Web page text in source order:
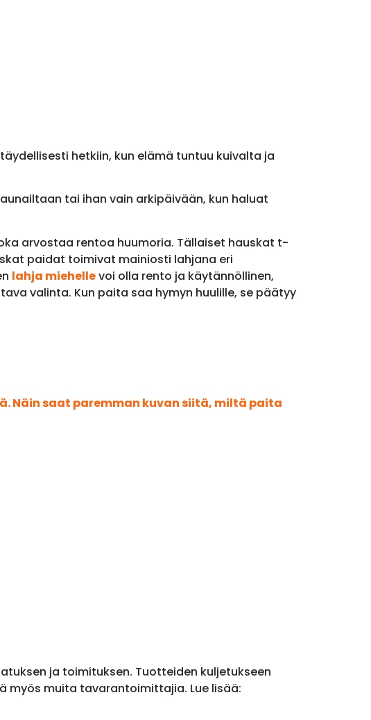
hetkiin, kun elämä tuntuu kuivalta ja
tai ihan vain arkipäivään, kun haluat
arvostaa rentoa huumoria. Tällaiset hauskat t-
paidat toimivat mainiosti lahjana eri
lahja miehellevoi olla rento ja käytännöllinen,
valinta. Kun paita saa hymyn huulille, se päätyy
Näin saat paremman kuvan siitä, miltä paita
ja toimituksen. Tuotteiden kuljetukseen
myös muita tavarantoimittajia. Lue lisää: